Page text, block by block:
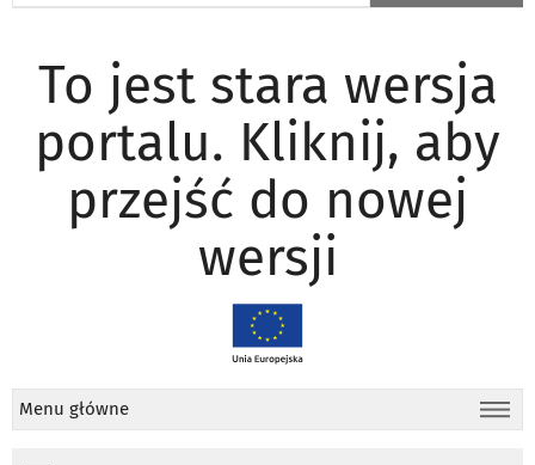
To jest stara wersja
portalu. Kliknij, aby
przejść do nowej
wersji
Menu główne